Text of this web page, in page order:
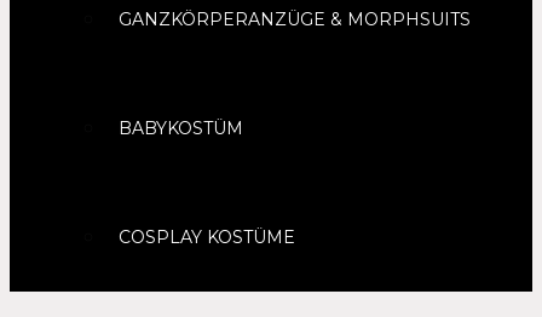
GANZKÖRPERANZÜGE & MORPHSUITS
BABYKOSTÜM
COSPLAY KOSTÜME